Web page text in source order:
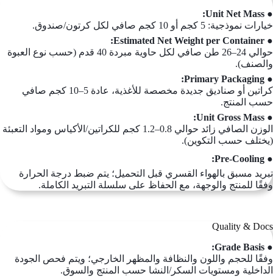
● Unit Net Mass:
خيارات نموذجية: 5 كجم أو 10 كجم صافي لكل كرتون/صندوق.
● Estimated Net Weight per Container:
حوالي 24–26 طن صافي لكل حاوية مبردة 40 قدم (حسب نوع العبوة
والصنف).
● Primary Packaging:
كراتين أو صناديق جديدة مخصصة للأغذية، عادة 5–10 كجم صافي
حسب المنتج.
● Unit Gross Mass:
الوزن الصافي زائد حوالي 0.8–1.2 كجم للكراتين/الأكياس ومواد التعبئة
(يختلف حسب التكوين).
● Pre-Cooling:
تبريد مسبق بالهواء القسري قبل التحميل؛ يتم ضبط درجة الحرارة
وفقًا للمنتج والوجهة، مع الحفاظ على سلسلة التبريد الكاملة.
Quality & Docs
● Grade Basis:
وفقًا للحجم واللون والنظافة والمظهر الخارجي؛ ويتم فحص الجودة
الداخلية ومستويات السكر/النشا حسب المنتج والسوق.